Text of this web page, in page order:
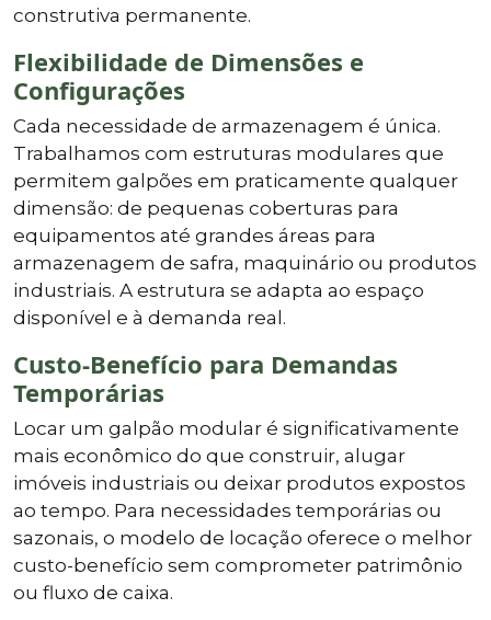
construtiva permanente.
Flexibilidade de Dimensões e
Configurações
Cada necessidade de armazenagem é única.
Trabalhamos com estruturas modulares que
permitem galpões em praticamente qualquer
dimensão: de pequenas coberturas para
equipamentos até grandes áreas para
armazenagem de safra, maquinário ou produtos
industriais. A estrutura se adapta ao espaço
disponível e à demanda real.
Custo-Benefício para Demandas
Temporárias
Locar um galpão modular é significativamente
mais econômico do que construir, alugar
imóveis industriais ou deixar produtos expostos
ao tempo. Para necessidades temporárias ou
sazonais, o modelo de locação oferece o melhor
custo-benefício sem comprometer patrimônio
ou fluxo de caixa.